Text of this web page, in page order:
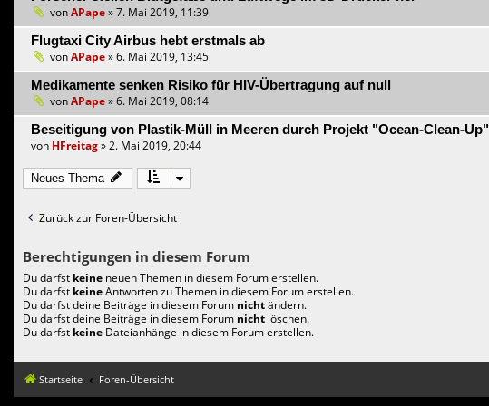
vonAPape» 7. Mai 2019, 11:39
Flugtaxi City Airbus hebt erstmals ab
vonAPape» 6. Mai 2019, 13:45
Medikamente senken Risiko für HIV-Übertragung auf null
vonAPape» 6. Mai 2019, 08:14
Beseitigung von Plastik-Müll in Meeren durch Projekt "Ocean-Clean-Up"
von HFreitag» 2. Mai 2019, 20:44
Neues Thema
Zurück zur Foren-Übersicht
Berechtigungen in diesem Forum
Du darfst keine neuen Themen in diesem Forum erstellen.
Du darfst keineAntworten zu Themen in diesem Forum erstellen.
Du darfst deine Beiträge in diesem Forum nichtändern.
Du darfst deine Beiträge in diesem Forum nicht löschen.
Du darfst keine Dateianhänge in diesem Forum erstellen.
Startseite Foren-Übersicht